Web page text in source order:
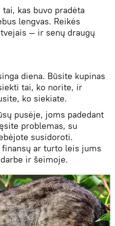
kas buvo pradėta
lengvas. Reikės
— ir senų draugų
diena. Būsite kupinas
tai, ko norite, ir
ko siekiate.
pusėje, joms padedant
problemas, su
susidoroti.
ar turto leis jums
ir šeimoje.